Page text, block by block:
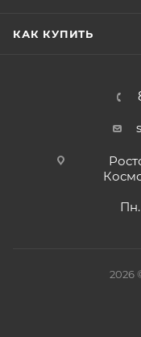
КАК КУПИТЬ